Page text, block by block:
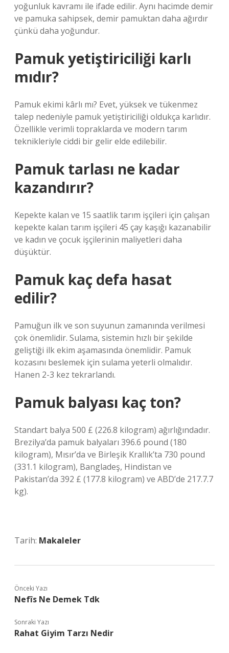
yoğunluk kavramı ile ifade edilir. Aynı hacimde demir
ve pamuka sahipsek, demir pamuktan daha ağırdır
çünkü daha yoğundur.
Pamuk yetiştiriciliği karlı
mıdır?
Pamuk ekimi kârlı mı? Evet, yüksek ve tükenmez
talep nedeniyle pamuk yetiştiriciliği oldukça karlıdır.
Özellikle verimli topraklarda ve modern tarım
teknikleriyle ciddi bir gelir elde edilebilir.
Pamuk tarlası ne kadar
kazandırır?
Kepekte kalan ve 15 saatlik tarım işçileri için çalışan
kepekte kalan tarım işçileri 45 çay kaşığı kazanabilir
ve kadın ve çocuk işçilerinin maliyetleri daha
düşüktür.
Pamuk kaç defa hasat
edilir?
Pamuğun ilk ve son suyunun zamanında verilmesi
çok önemlidir. Sulama, sistemin hızlı bir şekilde
geliştiği ilk ekim aşamasında önemlidir. Pamuk
kozasını beslemek için sulama yeterli olmalıdır.
Hanen 2-3 kez tekrarlandı.
Pamuk balyası kaç ton?
Standart balya 500 £ (226.8 kilogram) ağırlığındadır.
Brezilya’da pamuk balyaları 396.6 pound (180
kilogram), Mısır’da ve Birleşik Krallık’ta 730 pound
(331.1 kilogram), Bangladeş, Hindistan ve
Pakistan’da 392 £ (177.8 kilogram) ve ABD’de 217.7.7
kg).
Tarih: Makaleler
Önceki Yazı
Nefîs Ne Demek Tdk
Sonraki Yazı
Rahat Giyim Tarzı Nedir